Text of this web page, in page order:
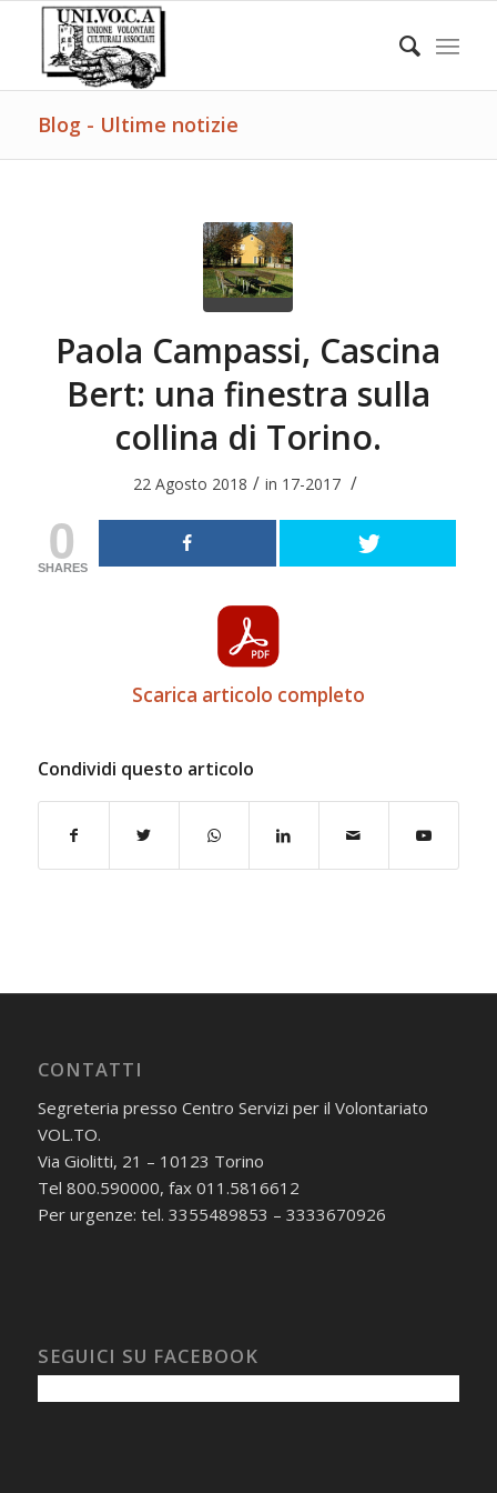
Blog - Ultime notizie
Paola Campassi, Cascina
Bert: una finestra sulla
collina di Torino.
22 Agosto 2018 / in 17-2017 /
0
SHARES
Scarica articolo completo
Condividi questo articolo
CONTATTI
Segreteria presso Centro Servizi per il Volontariato
VOL.TO.
Via Giolitti, 21 – 10123 Torino
Tel 800.590000, fax 011.5816612
Per urgenze: tel. 3355489853 – 3333670926
SEGUICI SU FACEBOOK